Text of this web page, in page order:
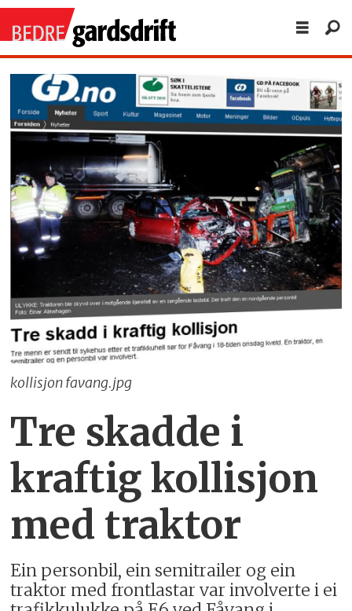
kollisjon favang.jpg
Tre skadde i
kraftig kollisjon
med traktor
Ein personbil, ein semitrailer og ein
traktor med frontlastar var involverte i ei